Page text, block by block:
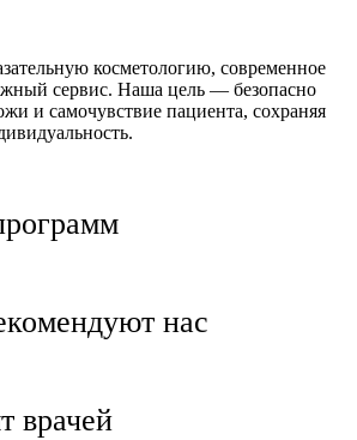
косметологию, современное
сервис. Наша цель — безопасно
и самочувствие пациента, сохраняя
нас
врачей